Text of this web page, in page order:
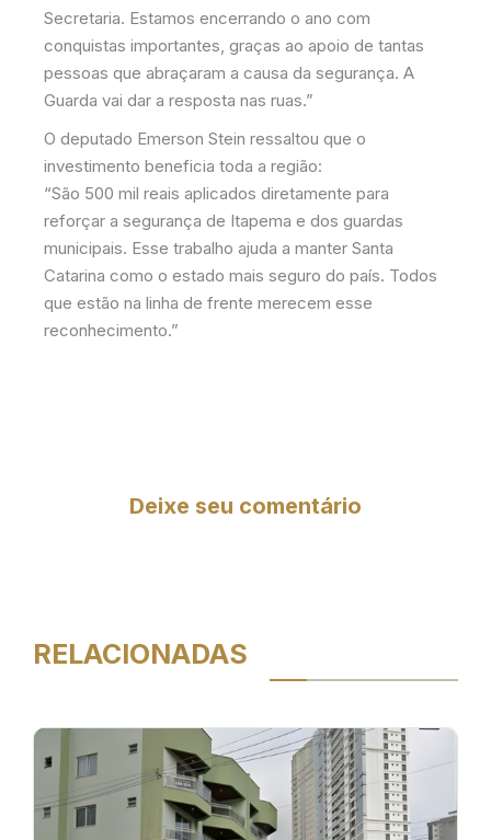
Secretaria. Estamos encerrando o ano com
conquistas importantes, graças ao apoio de tantas
pessoas que abraçaram a causa da segurança. A
Guarda vai dar a resposta nas ruas.”
O deputado Emerson Stein ressaltou que o
investimento beneficia toda a região:
“São 500 mil reais aplicados diretamente para
reforçar a segurança de Itapema e dos guardas
municipais. Esse trabalho ajuda a manter Santa
Catarina como o estado mais seguro do país. Todos
que estão na linha de frente merecem esse
reconhecimento.”
Deixe seu comentário
RELACIONADAS